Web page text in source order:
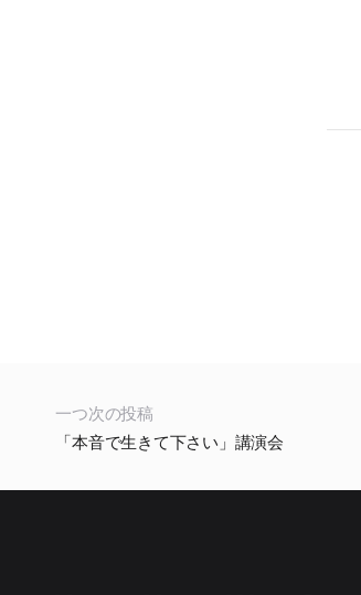
一つ次の投稿
「本音で生きて下さい」講演会